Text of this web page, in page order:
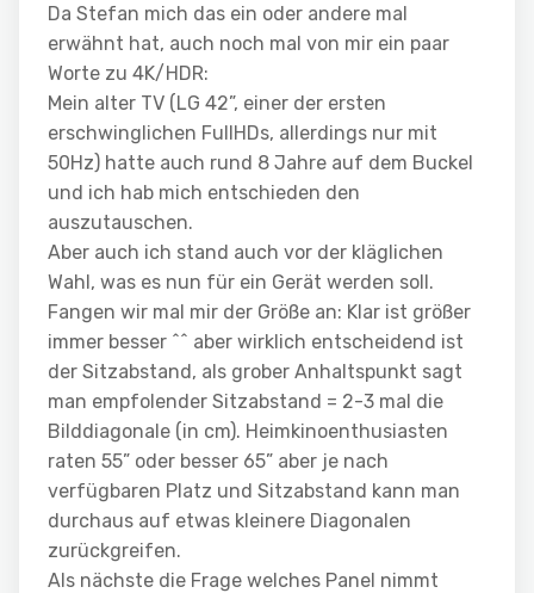
Da Stefan mich das ein oder andere mal
erwähnt hat, auch noch mal von mir ein paar
Worte zu 4K/HDR:
Mein alter TV (LG 42”, einer der ersten
erschwinglichen FullHDs, allerdings nur mit
50Hz) hatte auch rund 8 Jahre auf dem Buckel
und ich hab mich entschieden den
auszutauschen.
Aber auch ich stand auch vor der kläglichen
Wahl, was es nun für ein Gerät werden soll.
Fangen wir mal mir der Größe an: Klar ist größer
immer besser ^^ aber wirklich entscheidend ist
der Sitzabstand, als grober Anhaltspunkt sagt
man empfolender Sitzabstand = 2-3 mal die
Bilddiagonale (in cm). Heimkinoenthusiasten
raten 55” oder besser 65” aber je nach
verfügbaren Platz und Sitzabstand kann man
durchaus auf etwas kleinere Diagonalen
zurückgreifen.
Als nächste die Frage welches Panel nimmt